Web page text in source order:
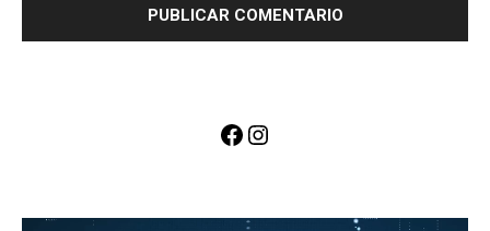
Facebook
Instagram